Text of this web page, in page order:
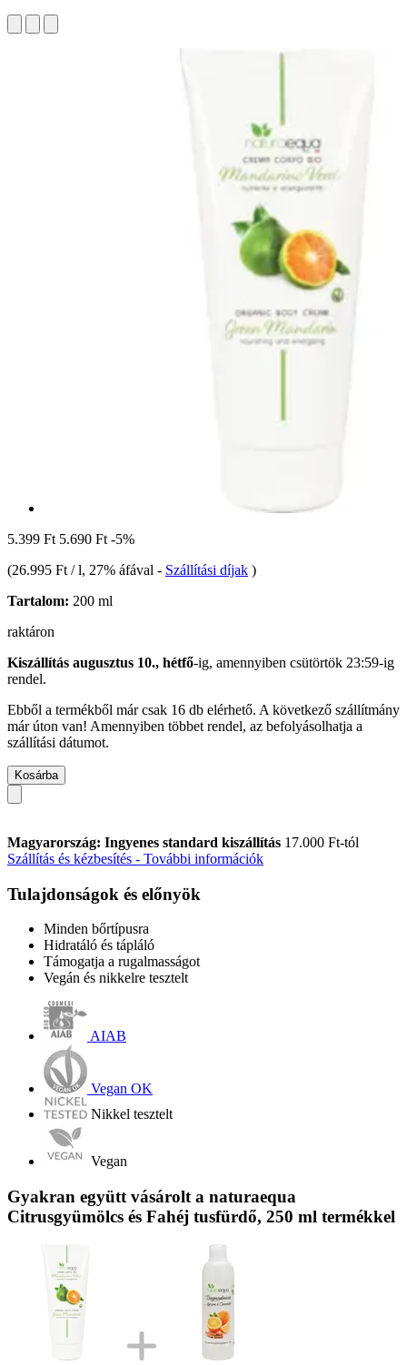
5.399 Ft 5.690 Ft -5%
(26.995 Ft / l, 27% áfával - Szállítási díjak )
Tartalom: 200 ml
raktáron
Kiszállítás augusztus 10., hétfő-ig, amennyiben csütörtök 23:59-ig
rendel.
Ebből a termékből már csak 16 db elérhető. A következő szállítmány
már úton van! Amennyiben többet rendel, az befolyásolhatja a
szállítási dátumot.
Kosárba
Magyarország: Ingyenes standard kiszállítás 17.000 Ft-tól
Szállítás és kézbesítés - További információk
Tulajdonságok és előnyök
Minden bőrtípusra
Hidratáló és tápláló
Támogatja a rugalmasságot
Vegán és nikkelre tesztelt
AIAB
Vegan OK
Nikkel tesztelt
Vegan
Gyakran együtt vásárolt a naturaequa
Citrusgyümölcs és Fahéj tusfürdő, 250 ml termékkel